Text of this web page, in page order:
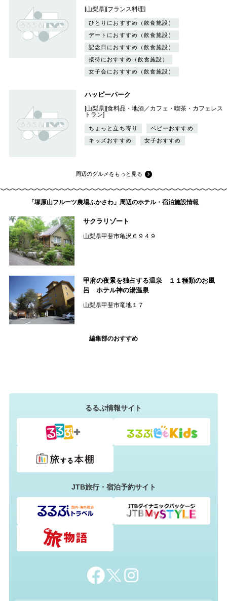
[山梨県][フランス料理]
ひとりにおすすめ（飲食施設）
デートにおすすめ（飲食施設）
記念日におすすめ（飲食施設）
接待におすすめ（飲食施設）
女子会におすすめ（飲食施設）
ハッピーパーク
[山梨県][食料品・地酒／カフェ・喫茶・カフェレス
トラン]
ちょっと立ち寄り
ベビーおすすめ
キッズおすすめ
女子おすすめ
周辺のグルメをもっと見る
「塚原山フルーツ農場ふかさわ」周辺のホテル・宿泊施設情報
サクラリゾート
山梨県甲斐市亀沢６９４９
甲府の夜景を独占する温泉 １１種類のお風
呂 ホテル神の湯温泉
山梨県甲斐市竜地１７
編集部のおすすめ
るるぶ情報サイト
JTB旅行・宿泊予約サイト